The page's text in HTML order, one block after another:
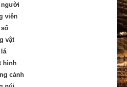
người
viên
vật
hình
cảnh